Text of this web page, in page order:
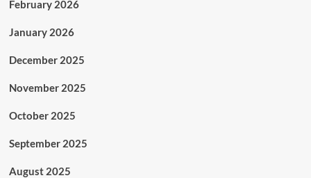
February 2026
January 2026
December 2025
November 2025
October 2025
September 2025
August 2025